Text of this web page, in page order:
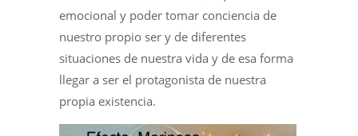
emocional y poder tomar conciencia de
nuestro propio ser y de diferentes
situaciones de nuestra vida y de esa forma
llegar a ser el protagonista de nuestra
propia existencia.